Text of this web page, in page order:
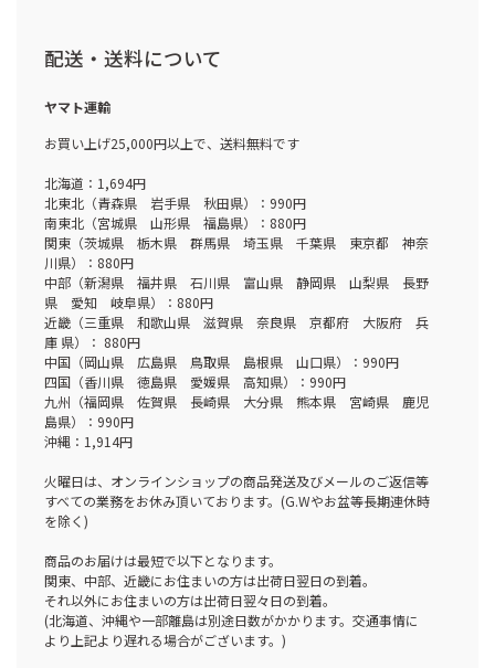
配送・送料について
ヤマト運輸
お買い上げ25,000円以上で、送料無料です
北海道：1,694円
北東北（青森県 岩手県 秋田県）：990円
南東北（宮城県 山形県 福島県）：880円
関東（茨城県 栃木県 群馬県 埼玉県 千葉県 東京都 神奈
川県）：880円
中部（新潟県 福井県 石川県 富山県 静岡県 山梨県 長野
県 愛知 岐阜県）：880円
近畿（三重県 和歌山県 滋賀県 奈良県 京都府 大阪府 兵
庫 県）： 880円
中国（岡山県 広島県 鳥取県 島根県 山口県）：990円
四国（香川県 徳島県 愛媛県 高知県）：990円
九州（福岡県 佐賀県 長崎県 大分県 熊本県 宮崎県 鹿児
島県）：990円
沖縄：1,914円
火曜日は、オンラインショップの商品発送及びメールのご返信等
すべての業務をお休み頂いております。(G.Wやお盆等長期連休時
を除く)
商品のお届けは最短で以下となります。
関東、中部、近畿にお住まいの方は出荷日翌日の到着。
それ以外にお住まいの方は出荷日翌々日の到着。
(北海道、沖縄や一部離島は別途日数がかかります。交通事情に
より上記より遅れる場合がございます。)